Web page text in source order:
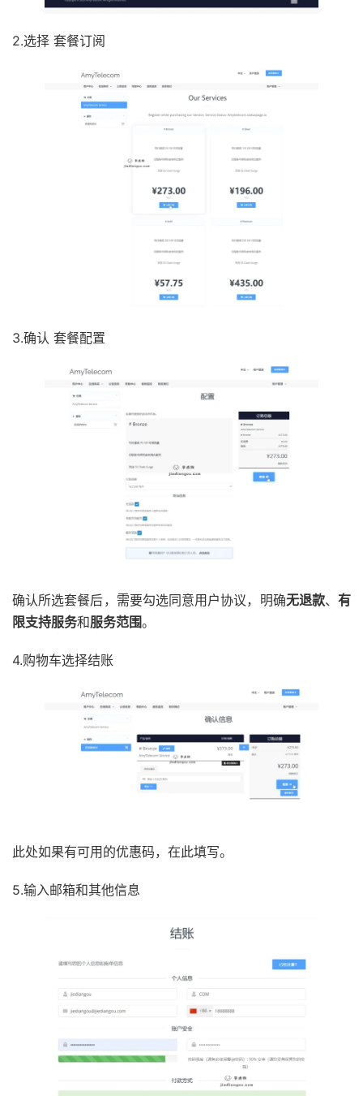
2.选择 套餐订阅
3.确认 套餐配置
确认所选套餐后，需要勾选同意用户协议，明确无退款、有
限支持服务和服务范围。
4.购物车选择结账
此处如果有可用的优惠码，在此填写。
5.输入邮箱和其他信息